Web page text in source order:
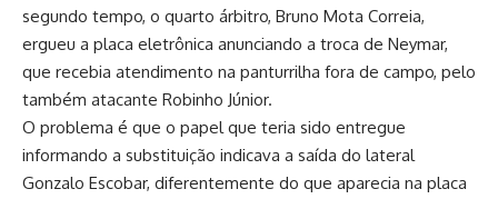
segundo tempo, o quarto árbitro, Bruno Mota Correia,
ergueu a placa eletrônica anunciando a troca de Neymar,
que recebia atendimento na panturrilha fora de campo, pelo
também atacante Robinho Júnior.
O problema é que o papel que teria sido entregue
informando a substituição indicava a saída do lateral
Gonzalo Escobar, diferentemente do que aparecia na placa